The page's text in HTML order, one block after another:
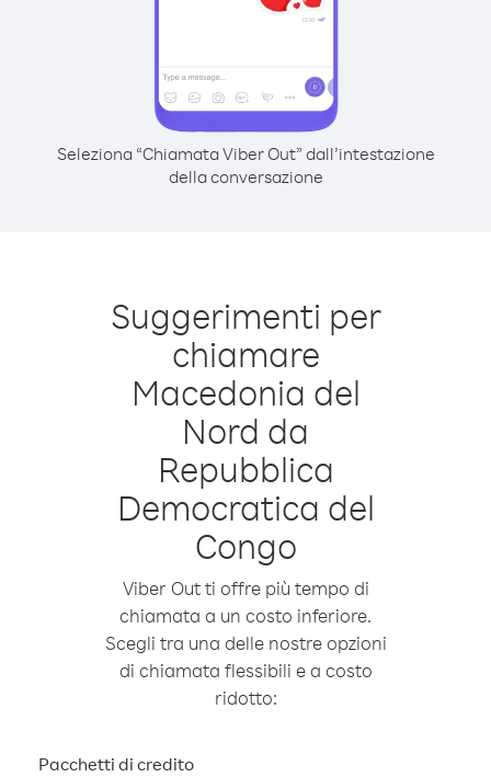
Seleziona “Chiamata Viber Out” dall’intestazione
della conversazione
Suggerimenti per
chiamare
Macedonia del
Nord da
Repubblica
Democratica del
Congo
Viber Out ti offre più tempo di
chiamata a un costo inferiore.
Scegli tra una delle nostre opzioni
di chiamata flessibili e a costo
ridotto:
Pacchetti di credito